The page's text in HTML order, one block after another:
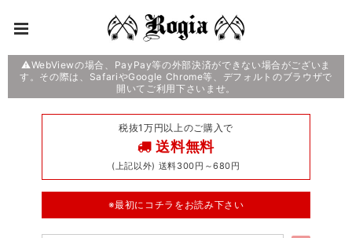
⚠️WebViewの場合、PayPay等の外部決済ができない場合がございま
す。その際は、SafariやGoogle Chrome等、デフォルトのブラウザで
開いてご利用下さいませ。
税抜1万円以上のご購入で
送料無料
(上記以外) 送料300円～680円
※最初にコチラをお読み下さい